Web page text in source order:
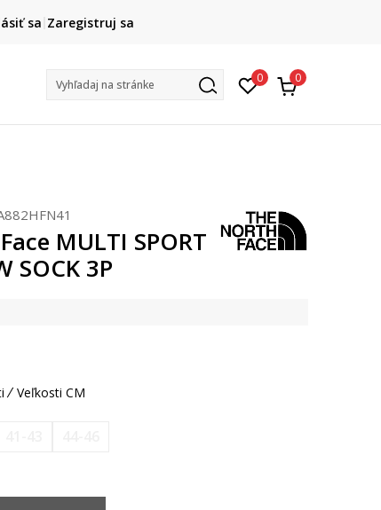
DOPRAVA ZADARMO
objednaní nad 80 € (neplatí pre Click&Collect)
sa Zaregistruj sa
Vyhľadaj na stránke 0 0
MULTI SPORT
SOCK 3P
Veľkosti CM